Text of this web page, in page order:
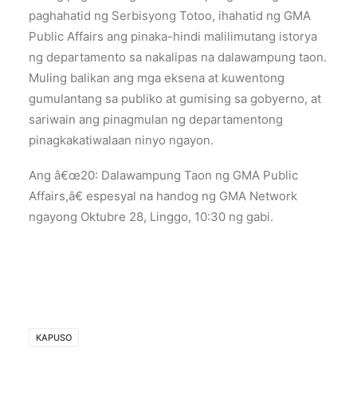
paghahatid ng Serbisyong Totoo, ihahatid ng GMA
Public Affairs ang pinaka-hindi malilimutang istorya
ng departamento sa nakalipas na dalawampung taon.
Muling balikan ang mga eksena at kuwentong
gumulantang sa publiko at gumising sa gobyerno, at
sariwain ang pinagmulan ng departamentong
pinagkakatiwalaan ninyo ngayon.
Ang â€œ20: Dalawampung Taon ng GMA Public
Affairs,â€ espesyal na handog ng GMA Network
ngayong Oktubre 28, Linggo, 10:30 ng gabi.
KAPUSO